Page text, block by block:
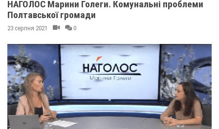
НАГОЛОС Марини Голеги. Комунальні проблеми
Полтавської громади
23 серпня 2021 0